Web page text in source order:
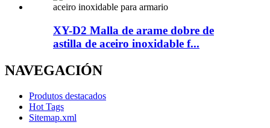
XY-D2 Malla de arame dobre de
astilla de aceiro inoxidable f...
NAVEGACIÓN
Produtos destacados
Hot Tags
Sitemap.xml